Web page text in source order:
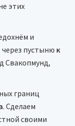
этих
и
пустыню к
Свакопмунд,
границ
. Сделаем
своими